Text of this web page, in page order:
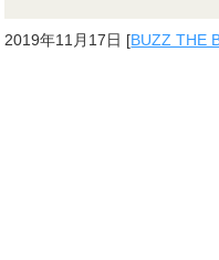
2019年11月17日 [BUZZ THE